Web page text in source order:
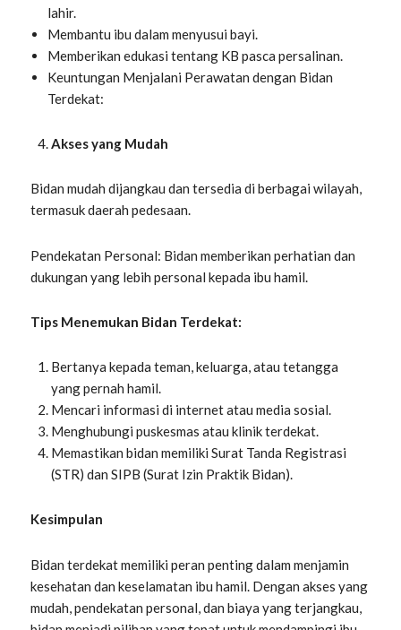
lahir.
Membantu ibu dalam menyusui bayi.
Memberikan edukasi tentang KB pasca persalinan.
Keuntungan Menjalani Perawatan dengan Bidan
Terdekat:
Akses yang Mudah
Bidan mudah dijangkau dan tersedia di berbagai wilayah,
termasuk daerah pedesaan.
Pendekatan Personal: Bidan memberikan perhatian dan
dukungan yang lebih personal kepada ibu hamil.
Tips Menemukan Bidan Terdekat:
Bertanya kepada teman, keluarga, atau tetangga
yang pernah hamil.
Mencari informasi di internet atau media sosial.
Menghubungi puskesmas atau klinik terdekat.
Memastikan bidan memiliki Surat Tanda Registrasi
(STR) dan SIPB (Surat Izin Praktik Bidan).
Kesimpulan
Bidan terdekat memiliki peran penting dalam menjamin
kesehatan dan keselamatan ibu hamil. Dengan akses yang
mudah, pendekatan personal, dan biaya yang terjangkau,